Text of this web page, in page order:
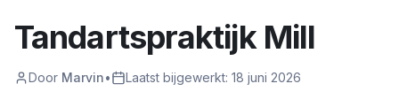
Tandartspraktijk Mill
Door Marvin• Laatst bijgewerkt: 18 juni 2026